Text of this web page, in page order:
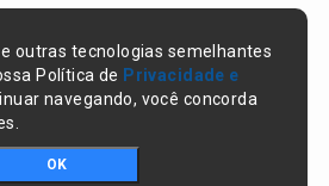
outras tecnologias semelhantes
Política de Privacidade e
navegando, você concorda
OK